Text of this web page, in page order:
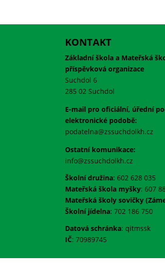
KONTAKT
Základní škola a Mateřská
příspěvková organizace
Suchdol 6
285 02 Suchdol
E-mail pro oficiální, úřední
elektronické podobě:
podatelna@zssuchdolkh.cz
Ostatní komunikace:
info@zssuchdolkh.cz
Školní družina: 602 628 035
Mateřská škola myšky: 607
Mateřská školy sovičky
Školní jídelna: 702 186 750
Datová schránka:qitmssk
IČ:70989745